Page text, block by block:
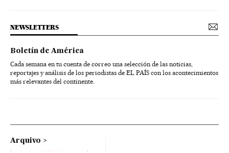
NEWSLETTERS
Boletín de América
Cada semana en tu cuenta de correo una selección de las noticias,
reportajes y análisis de los periodistas de EL PAÍS con los acontecimientos
más relevantes del continente.
Arquivo